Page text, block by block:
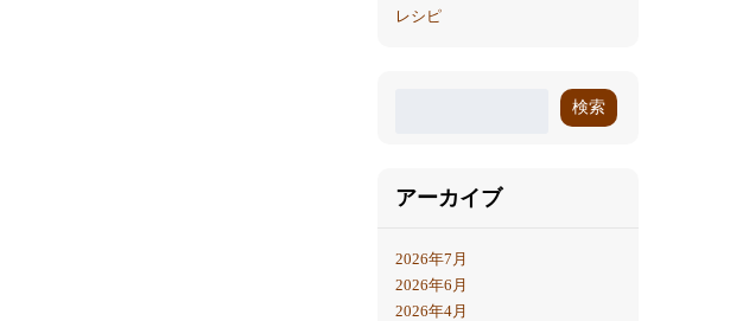
レシピ
検索
アーカイブ
2026年7月
2026年6月
2026年4月